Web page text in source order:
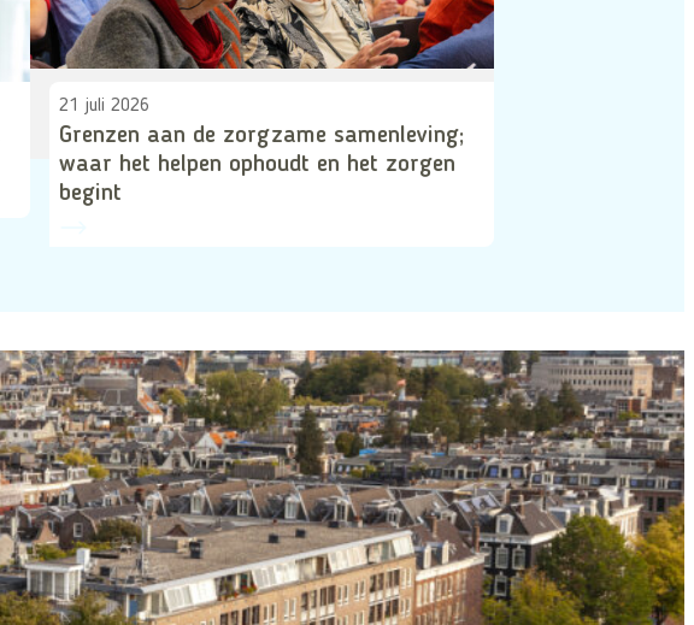
21 juli 2026
Grenzen aan de zorgzame samenleving;
waar het helpen ophoudt en het zorgen
begint